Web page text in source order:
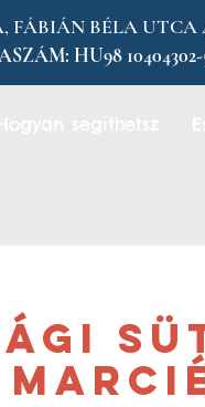
BÉLA UTCA
HU98 10404302-